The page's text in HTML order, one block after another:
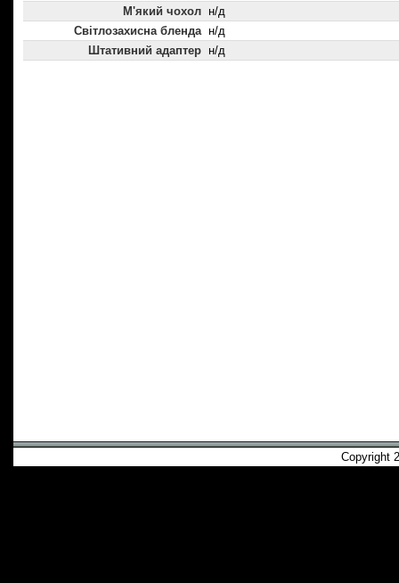
М'який чохол н/д
Світлозахисна бленда н/д
Штативний адаптер н/д
Copyright